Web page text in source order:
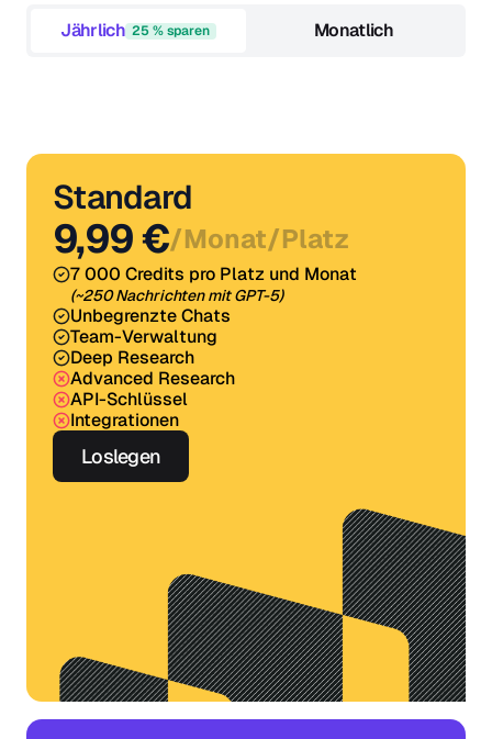
Jährlich 25 % sparen Monatlich
Standard
9,99 €/Monat/Platz
7 000 Credits pro Platz und Monat
(~250 Nachrichten mit GPT-5)
Unbegrenzte Chats
Team-Verwaltung
Deep Research
Advanced Research
API-Schlüssel
Integrationen
Loslegen